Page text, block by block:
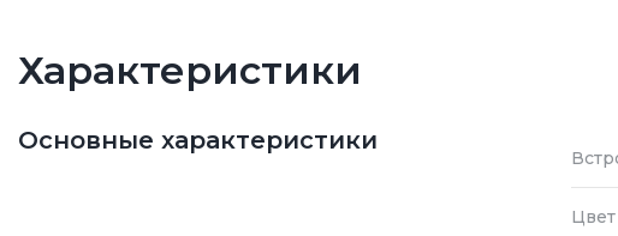
Характеристики
Основные характеристики
Цвет